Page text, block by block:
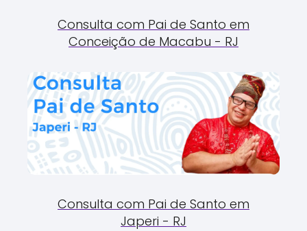
Consulta com Pai de Santo em
Conceição de Macabu - RJ
Consulta com Pai de Santo em
Japeri - RJ